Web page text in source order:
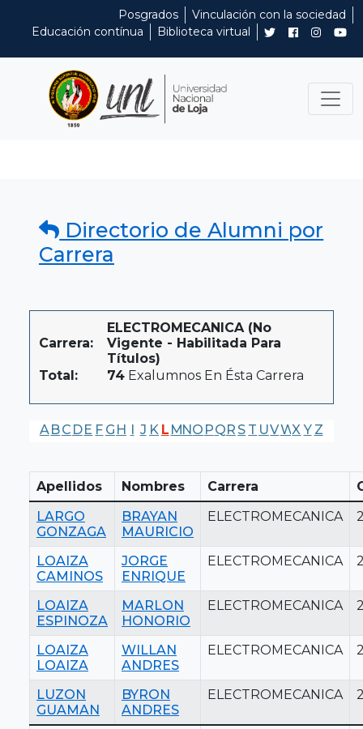
Posgrados
Vinculación con la sociedad
Educación contínua
Biblioteca virtual
Directorio de Alumni por
Carrera
Carrera:
ELECTROMECANICA (No
Vigente - Habilitada Para
Títulos)
Total:
74 Exalumnos En Ésta Carrera
A BC DE F G H I J K L MNO PQR S T UVWX Y Z
Apellidos Nombres Carrera
LARGO
GONZAGA
BRAYAN
MAURICIO
ELECTROMECANICA
LOAIZA
CAMINOS
JORGE
ENRIQUE
ELECTROMECANICA
LOAIZA
ESPINOZA
MARLON
HONORIO
ELECTROMECANICA
LOAIZA
LOAIZA
WILLAN
ANDRES
ELECTROMECANICA
LUZON
GUAMAN
BYRON
ANDRES
ELECTROMECANICA